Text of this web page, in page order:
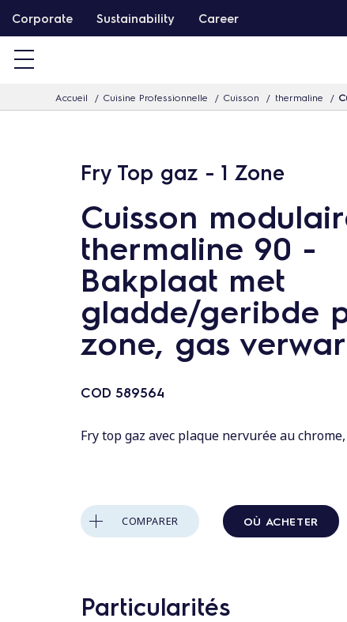
a
Corporate Sustainability Career
Accueil Cuisine Professionnelle Cuisson thermaline
Fry Top gaz - 1 Zone
Cuisson
thermaline 90 -
Bakplaat met
gladde/geribde
zone, gas
COD 589564
Fry top gaz avec plaque nervurée au
COMPARER OÙ ACHETER
Particularités